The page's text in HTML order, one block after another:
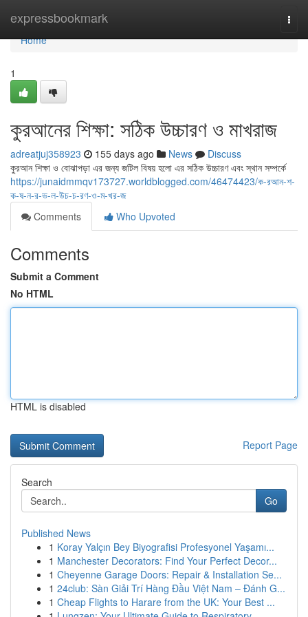
expressbookmark
Home
Home
1
কুরআনের শিক্ষা: সঠিক উচ্চারণ ও মাখরাজ
adreatjuj358923 155 days ago News
Discuss
কুরআন শিক্ষা ও বোঝাপড়া এর জন্য জটিল বিষয় হলো এর সঠিক উচ্চারণ এবং স্থান সম্পর্কে
https://junaidmmqv173727.worldblogged.com/46474423/ক-রআন-শ-
ক-ষ-ন-র-ভ-ল-উচ-চ-রণ-ও-ম-খর-জ
Comments
Who Upvoted
Comments
Submit a Comment
No HTML
HTML is disabled
Report Page
Search
Go
Published News
1 Koray Yalçın Bey Biyografisi Profesyonel Yaşamı...
1 Manchester Decorators: Find Your Perfect Decor...
1 Cheyenne Garage Doors: Repair & Installation Se...
1 24club: Sàn Giải Trí Hàng Đầu Việt Nam – Đánh G...
1 Cheap Flights to Harare from the UK: Your Best ...